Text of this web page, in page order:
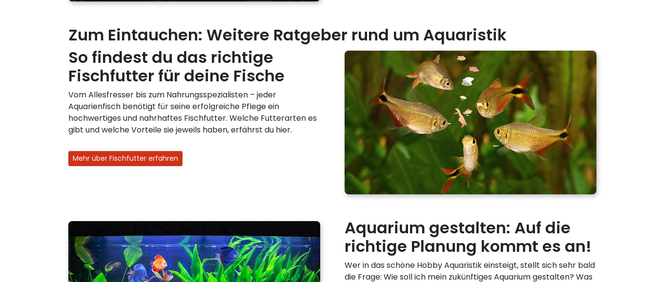
Zum Eintauchen: Weitere Ratgeber rund um Aquaristik
So findest du das richtige
Fischfutter für deine Fische
Vom Allesfresser bis zum Nahrungsspezialisten – jeder
Aquarienfisch benötigt für seine erfolgreiche Pflege ein
hochwertiges und nahrhaftes Fischfutter. Welche Futterarten es
gibt und welche Vorteile sie jeweils haben, erfährst du hier.
Mehr über Fischfutter erfahren
Aquarium gestalten: Auf die
richtige Planung kommt es an!
Wer in das schöne Hobby Aquaristik einsteigt, stellt sich sehr bald
die Frage: Wie soll ich mein zukünftiges Aquarium gestalten? Was